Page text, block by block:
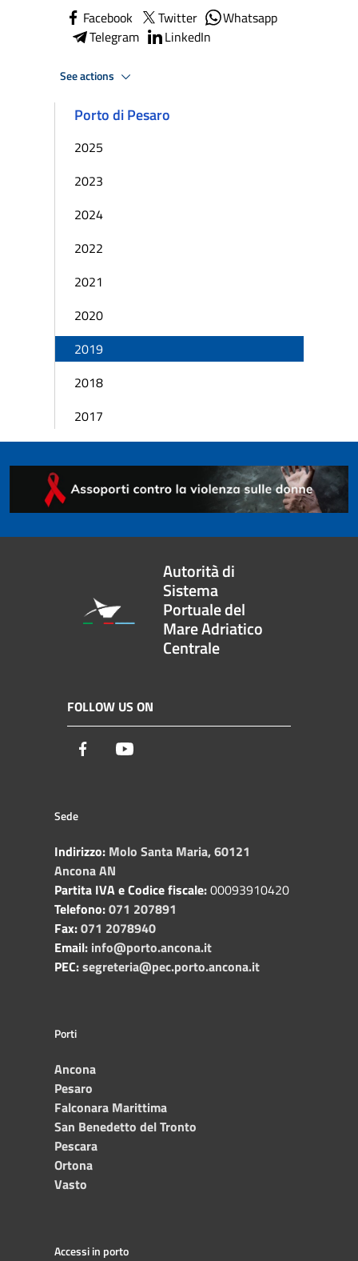
Facebook Twitter
Whatsapp
Telegram
LinkedIn
See actions
Porto di Pesaro
2025
2023
2024
2022
2021
2020
2019
2018
2017
Autorità di
Sistema
Portuale del
Mare Adriatico
Centrale
FOLLOW US ON
Facebook
Sede
Indirizzo: Molo Santa Maria, 60121
Ancona AN
Partita IVA e Codice fiscale:00093910420
Telefono:071 207891
Fax:071 2078940
Email: info@porto.ancona.it
PEC:segreteria@pec.porto.ancona.it
Porti
Ancona
Pesaro
Falconara Marittima
San Benedetto del Tronto
Pescara
Ortona
Vasto
Accessi in porto